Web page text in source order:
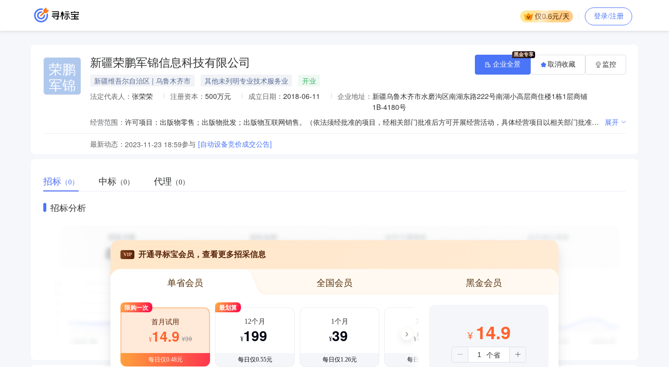
登录/注册
荣鹏
军锦
新疆荣鹏军锦信息科技有限公司
新疆维吾尔自治区 | 乌鲁木齐市 其他未列明专业技术服务业
开业
法定代表人： 张荣荣 注册资本： 500万元 成立日期： 2018-06-11 企业地址： 新疆乌鲁木齐市水磨沟区南湖东路222号南湖小高层商住楼1栋1层商铺
1B-4180号
经营范围：
许可项目：出版物零售；出版物批发；出版物互联网销售。（依法须经批准的项目，经相关部门批准后方可开展经营活动，具体经营项目以相关部门批准文件或许可证件为准）一般项目：计算机软硬件及辅助设备批发；电子产品销售；办公设备耗材销售；安防设备销售；数字视频监控系统销售；图文设计制作；广告制作；平面设计；音响设备销售；家用电器销售；光通信设备制造；互联网设备销售；显示器件销售；金属制品销售；塑料制品销售；工艺美术品及收藏品批发（象牙及其制品除外）；文具用品零售；技术服务、技术开发、技术咨询、技术交流、技术转让、技术推广；机械设备销售；五金产品批发；消防器材销售；消防技术服务；网络技术服务；会议及展览服务；电线、电缆经营；日用品销售；家具销售；鞋帽零售；体育用品及器材批发；劳动保护用品销售。（除依法须经批准的项目外，凭营业执照依法自主开展经营活动） 展开
最新动态： 2023-11-23 18:59参与 [自动设备竞价成交公告]
企业全景 取消收藏 监控
招标 （0） 中标 （0） 代理 （0）
招标分析
VIP 开通寻标宝会员，查看更多招采信息
单省会员 全国会员 黑金会员
限购一次
首月试用
¥14.9 ¥39
每日仅0.48元
最划算
12个月
¥199
每日仅0.55元
1个月
¥39
每日仅1.26元
3个月
¥99
每日仅1.08元
¥ 14.9